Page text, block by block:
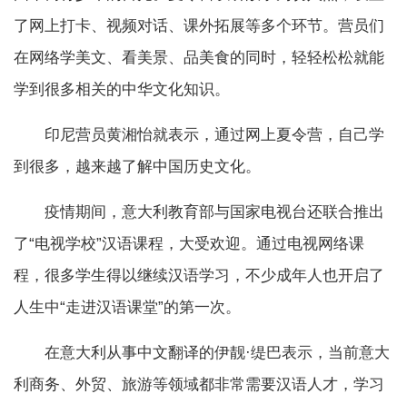
了网上打卡、视频对话、课外拓展等多个环节。营员们
在网络学美文、看美景、品美食的同时，轻轻松松就能
学到很多相关的中华文化知识。
印尼营员黄湘怡就表示，通过网上夏令营，自己学
到很多，越来越了解中国历史文化。
疫情期间，意大利教育部与国家电视台还联合推出
了“电视学校”汉语课程，大受欢迎。通过电视网络课
程，很多学生得以继续汉语学习，不少成年人也开启了
人生中“走进汉语课堂”的第一次。
在意大利从事中文翻译的伊靓·缇巴表示，当前意大
利商务、外贸、旅游等领域都非常需要汉语人才，学习